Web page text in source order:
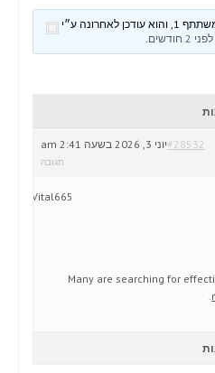
לפני 2 חודשים .
יוני 3, 2026 בשעה 2:41 am#28532
תגובה
Vital665
Many are searching for